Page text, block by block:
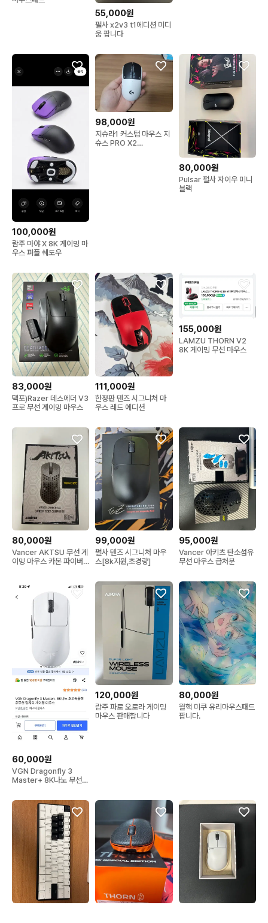
55,000원
펄사 x2v3 t1에디션 미디
움 팝니다
100,000원
람주 마야 X 8K 게이밍 마
우스 퍼플 쉐도우
98,000원
지슈라1 커스텀 마우스 지
슈스 PRO X2
80,000원
Pulsar 펄사 자이우 미니
블랙
83,000원
택포)Razer 데스에더 V3
프로 무선 게이밍 마우스
111,000원
한정판 텐즈 시그니처 마
우스 레드 에디션
155,000원
LAMZU THORN V2
8K 게이밍 무선 마우스
80,000원
Vancer AKTSU 무선 게
이밍 마우스 카본 파이버
99,000원
펄사 텐즈 시그니처 마우
스[8k지원,초경량]
95,000원
Vancer 아키츠 탄소섬유
무선 마우스 급처분
60,000원
VGN Dragonfly 3
Master+ 8K나노 무선
120,000원
람주 파로 오로라 게이밍
마우스 판매합니다
80,000원
월핵 미쿠 유리마우스패드
팝니다.